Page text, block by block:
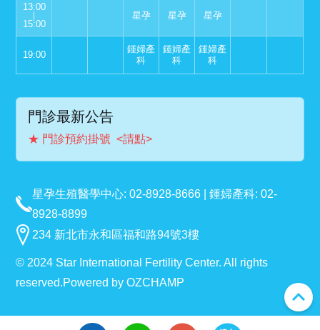
13:00
｜
15:00
星孕 星孕 星孕
19:00
鍾婦產
科
鍾婦產
科
鍾婦產
科
門診最新公告
★ 門診預約掛號 <請點>
星孕生殖醫學中心: 02-8928-8666 | 鍾婦產科: 02-
8928-8899
234 新北市永和區福和路94號3樓
© 2024 Star International Fertility Center. All rights
reserved.Powered byOZCHAMP
expand_less